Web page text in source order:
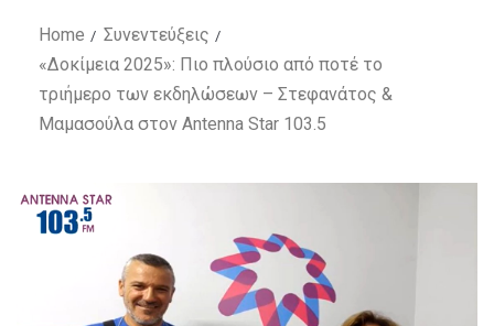
Home
Συνεντεύξεις
«Δοκίμεια 2025»: Πιο πλούσιο από ποτέ το
τριήμερο των εκδηλώσεων – Στεφανάτος &
Μαμασούλα στον Antenna Star 103.5